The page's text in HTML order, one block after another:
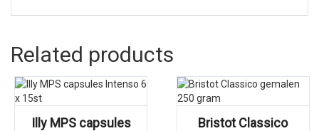
Related products
Illy MPS capsules
Bristot Classico